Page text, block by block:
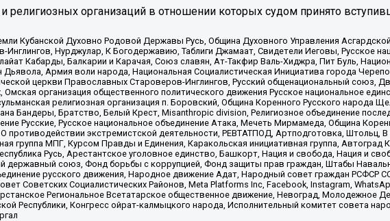
религиозных организаций в отношении которых судом принято
Кубанской Духовно Родовой Державы Русь, Община Духовного Управления
Нурджулар, К Богодержавию, Таблиги Джамаат, Свидетели Иеговы, Русское
Кабарды, Балкарии и Карачая, Союз славян, Ат-Такфир Валь-Хиджра, Пит Буль,
Армия воли народа, Национальная Социалистическая Инициатива города
церкви Православных Староверов-Инглингов, Русский общенациональный союз,
организация общественного политического движения Русское национальное
религиозная организация п. Боровский, Община Коренного Русского народа
Бандеры, Братство, Белый Крест, Misanthropic division, Религиозное объединение
Русские, Русское национальное объединение Атака, Мечеть Мирмамеда, Община
противодействии экстремистской деятельности, РЕВТАТПОД, Артподготовка, Штольц,
группа МПГ, Курсом Правды и Единения, Каракольская инициативная группа, Автоград
Русь, Арестантское уголовное единство, Башкорт, Нация и свобода, Нация и
державный союз, Фонд борьбы с коррупцией, Фонд защиты прав граждан, Штабы
русского движения, Народное движение Адат, Народный совет граждан РСФСР
Советских Социалистических Районов, Meta Platforms Inc, Facebook, Instagram,
Региональное Всетатарское общественное движение, Невоград, Молодежное
Республики, Конгресс ойрат-калмыцкого народа, Исполнительный комитет совета